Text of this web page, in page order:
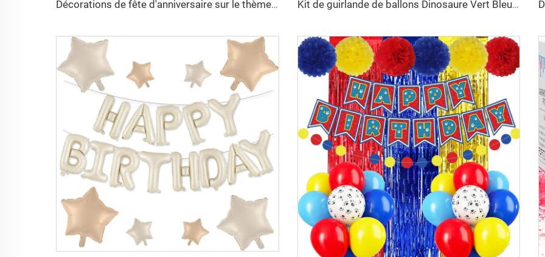
Décorations de fête d'anniversaire sur le thème Animal Jungle Safari, ballons verts et marron pour enfants, guirlande, kit d'arche en latex Kit de guirlande de ballons Dinosaure Vert Bleu Orange, rideau en feuille métallique Joyeux Anniversaire pour fête enfantine sur le thème jungle safari dinosaure